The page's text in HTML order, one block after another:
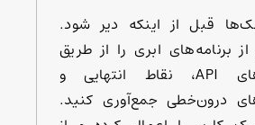
قبل از اینکه دیر شود.
برنامه‌های ابری را از طریق
یکپارچه‌سازی‌های API، نقاط انتهایی و
درون‌خطی جمع‌آوری کنید.